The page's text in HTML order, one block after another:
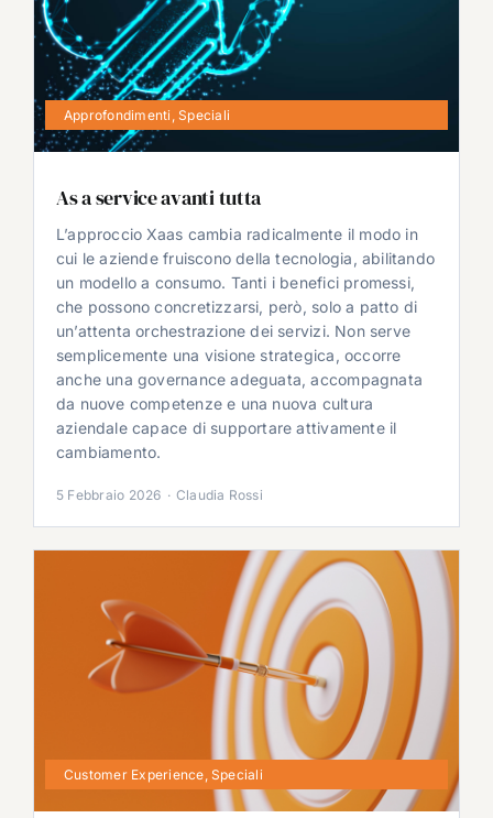
Approfondimenti ,Speciali
As a service avanti tutta
L’approccio Xaas cambia radicalmente il modo in
cui le aziende fruiscono della tecnologia, abilitando
un modello a consumo. Tanti i benefici promessi,
che possono concretizzarsi, però, solo a patto di
un’attenta orchestrazione dei servizi. Non serve
semplicemente una visione strategica, occorre
anche una governance adeguata, accompagnata
da nuove competenze e una nuova cultura
aziendale capace di supportare attivamente il
cambiamento.
5 Febbraio 2026 · Claudia Rossi
Customer Experience ,Speciali